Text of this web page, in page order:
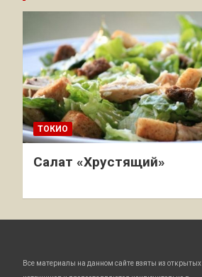
ТОКИО
Салат «Хрустящий»
Все материалы на данном сайте взяты из открытых